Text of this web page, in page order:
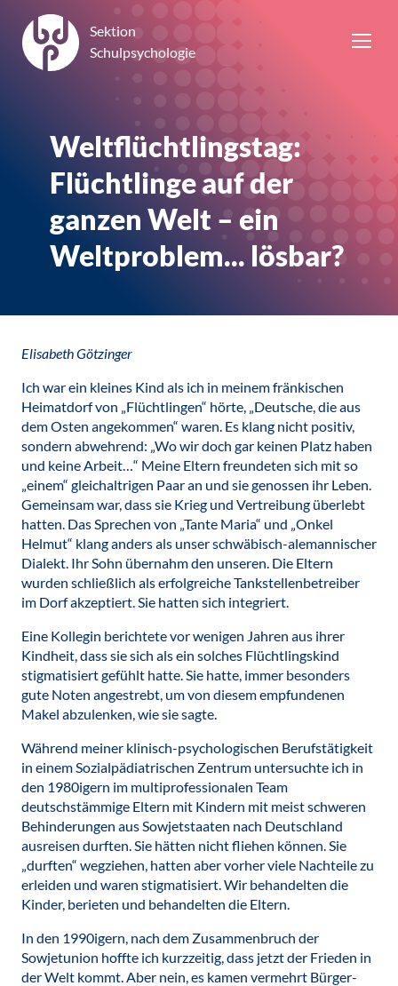
Sektion
Schulpsychologie
Weltflüchtlingstag:
Flüchtlinge auf der
ganzen Welt – ein
Weltproblem... lösbar?
Elisabeth Götzinger
Ich war ein kleines Kind als ich in meinem fränkischen
Heimatdorf von „Flüchtlingen“ hörte, „Deutsche, die aus
dem Osten angekommen“ waren. Es klang nicht positiv,
sondern abwehrend: „Wo wir doch gar keinen Platz haben
und keine Arbeit…“ Meine Eltern freundeten sich mit so
„einem“ gleichaltrigen Paar an und sie genossen ihr Leben.
Gemeinsam war, dass sie Krieg und Vertreibung überlebt
hatten. Das Sprechen von „Tante Maria“ und „Onkel
Helmut“ klang anders als unser schwäbisch-alemannischer
Dialekt. Ihr Sohn übernahm den unseren. Die Eltern
wurden schließlich als erfolgreiche Tankstellenbetreiber
im Dorf akzeptiert. Sie hatten sich integriert.
Eine Kollegin berichtete vor wenigen Jahren aus ihrer
Kindheit, dass sie sich als ein solches Flüchtlingskind
stigmatisiert gefühlt hatte. Sie hatte, immer besonders
gute Noten angestrebt, um von diesem empfundenen
Makel abzulenken, wie sie sagte.
Während meiner klinisch-psychologischen Berufstätigkeit
in einem Sozialpädiatrischen Zentrum untersuchte ich in
den 1980igern im multiprofessionalen Team
deutschstämmige Eltern mit Kindern mit meist schweren
Behinderungen aus Sowjetstaaten nach Deutschland
ausreisen durften. Sie hätten nicht fliehen können. Sie
„durften“ wegziehen, hatten aber vorher viele Nachteile zu
erleiden und waren stigmatisiert. Wir behandelten die
Kinder, berieten und behandelten die Eltern.
In den 1990igern, nach dem Zusammenbruch der
Sowjetunion hoffte ich kurzzeitig, dass jetzt der Frieden in
der Welt kommt. Aber nein, es kamen vermehrt Bürger-